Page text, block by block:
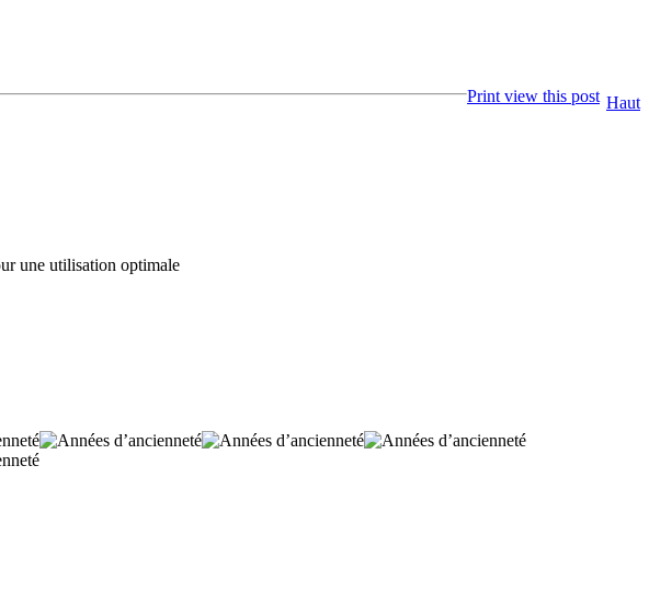
Haut
Print view this post
une utilisation optimale